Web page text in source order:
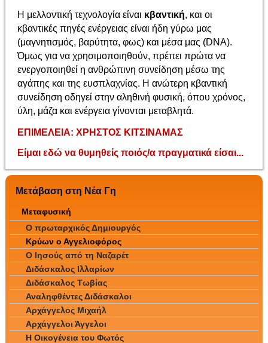
Η μελλοντική τεχνολογία είναι κβαντική, και οι
κβαντικές πηγές ενέργειας είναι ήδη γύρω μας
(μαγνητισμός, βαρύτητα, φως) και μέσα μας (DNA).
Όμως για να χρησιμοποιηθούν, πρέπει πρώτα να
ενεργοποιηθεί η ανθρώπινη συνείδηση μέσω της
αγάπης και της ευσπλαχνίας. Η ανώτερη κβαντική
συνείδηση οδηγεί στην αληθινή φυσική, όπου χρόνος,
ύλη, μάζα και ενέργεια γίνονται μεταβλητά.
ΕΠΙΜΕΛΕΙΑ: ΧΡΗΣΤΟΣ ΚΙΤΣΙΝΑΜΑΣ
Είμαι εδώ να θυμηθείς ποιός/α πραγματικά είσαι...
Μετάβαση στη Νέα Γη
Μεταφυσική
Ο πρωταρχικός Δημιουργός
Κρύων ο Αγγελιοφόρος
Ο Ιησούς από τη Ναζαρέτ
Διδάσκαλος Ιλλαρίων
Διδάσκαλος Τωβίας
Αναληφθέντες Διδάσκαλοι
Αρχάγγελος Μιχαήλ
Αρχάγγελοι Άγγελοι
Η Οικογένεια του Φωτός